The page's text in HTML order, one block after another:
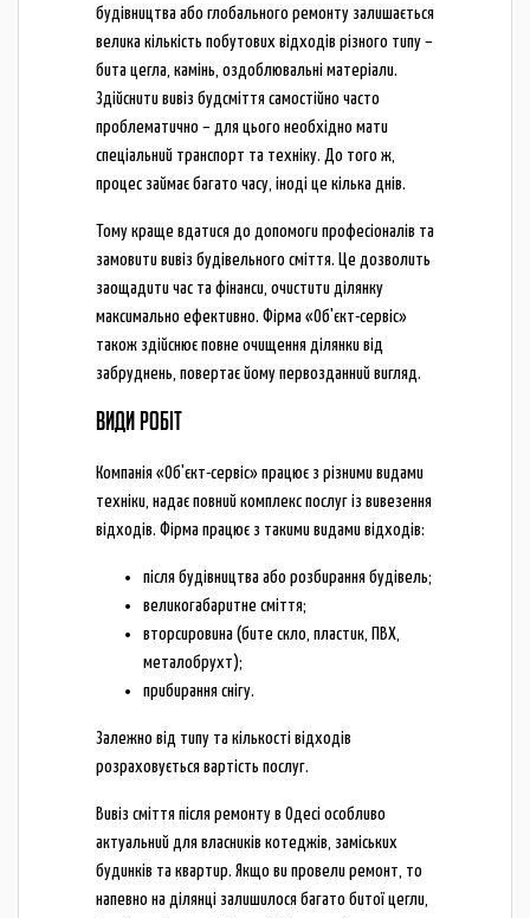
будівництва або глобального ремонту залишається
велика кількість побутових відходів різного типу –
бита цегла, камінь, оздоблювальні матеріали.
Здійснити вивіз будсміття самостійно часто
проблематично – для цього необхідно мати
спеціальний транспорт та техніку. До того ж,
процес займає багато часу, іноді це кілька днів.
Тому краще вдатися до допомоги професіоналів та
замовити вивіз будівельного сміття. Це дозволить
заощадити час та фінанси, очистити ділянку
максимально ефективно. Фірма «Об'єкт-сервіс»
також здійснює повне очищення ділянки від
забруднень, повертає йому первозданний вигляд.
ВИДИ РОБІТ
Компанія «Об'єкт-сервіс» працює з різними видами
техніки, надає повний комплекс послуг із вивезення
відходів. Фірма працює з такими видами відходів:
після будівництва або розбирання будівель;
великогабаритне сміття;
вторсировина (бите скло, пластик, ПВХ,
металобрухт);
прибирання снігу.
Залежно від типу та кількості відходів
розраховується вартість послуг.
Вивіз сміття після ремонту в Одесі особливо
актуальний для власників котеджів, заміських
будинків та квартир. Якщо ви провели ремонт, то
напевно на ділянці залишилося багато битої цегли,